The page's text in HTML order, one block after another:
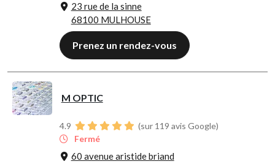
23 rue de la sinne
68100 MULHOUSE
Prenez un rendez-vous
M OPTIC
4.9
(sur 119 avis Google)
Fermé
60 avenue aristide briand